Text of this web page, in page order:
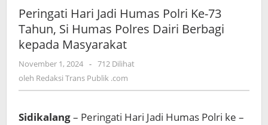
Jadi
Humas
Polri
Ke-
Tahun,
Si
Humas
Dairi
Peringati Hari Jadi Humas Polri Ke-73
Tahun, Si Humas Polres Dairi Berbagi
kepada Masyarakat
November 1, 2024 oleh
Redaksi
- 712 Dilihat
oleh Redaksi Trans Publik .com
Sidikalang– Peringati Hari Jadi Humas Polri ke –